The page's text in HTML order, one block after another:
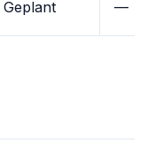
Geplant —